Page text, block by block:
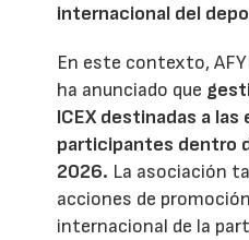
internacional del
En este contexto,
ha anunciado que
ICEX destinadas a
participantes dentro
2026. La asociación
acciones de
internacional de la